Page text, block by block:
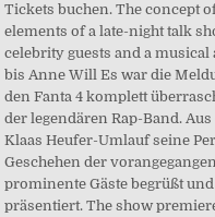
Tickets buchen. The concept
elements of a late-night talk
celebrity guests and a musical
bis Anne Will Es war die
den Fanta 4 komplett
der legendären Rap-Band.
Klaas Heufer-Umlauf seine
Geschehen der
prominente Gäste begrüßt
präsentiert. The show